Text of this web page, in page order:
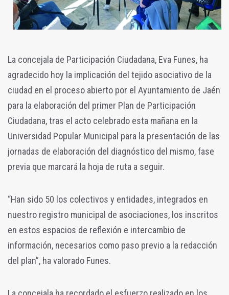
La concejala de Participación Ciudadana, Eva Funes, ha
agradecido hoy la implicación del tejido asociativo de la
ciudad en el proceso abierto por el Ayuntamiento de Jaén
para la elaboración del primer Plan de Participación
Ciudadana, tras el acto celebrado esta mañana en la
Universidad Popular Municipal para la presentación de las
jornadas de elaboración del diagnóstico del mismo, fase
previa que marcará la hoja de ruta a seguir.
“Han sido 50 los colectivos y entidades, integrados en
nuestro registro municipal de asociaciones, los inscritos
en estos espacios de reflexión e intercambio de
información, necesarios como paso previo a la redacción
del plan”, ha valorado Funes.